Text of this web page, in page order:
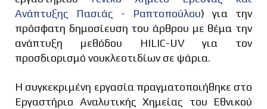
Ανάπτυξης Πασιάς - Ραπτοπούλου) για την
πρόσφατη δημοσίευση του άρθρου με θέμα την
ανάπτυξη μεθόδου HILIC-UV για τον
προσδιορισμό νουκλεοτιδίων σε ψάρια.
Η συγκεκριμένη εργασία πραγματοποιήθηκε στο
Εργαστήριο Αναλυτικής Χημείας του Εθνικού